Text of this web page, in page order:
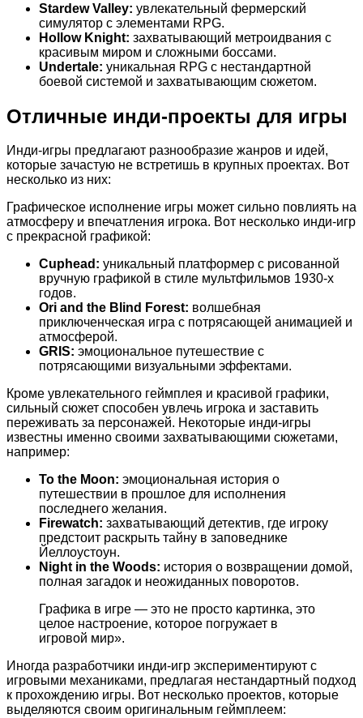
Stardew Valley: увлекательный фермерский
симулятор с элементами RPG.
Hollow Knight: захватывающий метроидвания с
красивым миром и сложными боссами.
Undertale: уникальная RPG с нестандартной
боевой системой и захватывающим сюжетом.
Отличные инди-проекты для игры
Инди-игры предлагают разнообразие жанров и идей,
которые зачастую не встретишь в крупных проектах. Вот
несколько из них:
Графическое исполнение игры может сильно повлиять на
атмосферу и впечатления игрока. Вот несколько инди-игр
с прекрасной графикой:
Cuphead: уникальный платформер с рисованной
вручную графикой в стиле мультфильмов 1930-х
годов.
Ori and the Blind Forest: волшебная
приключенческая игра с потрясающей анимацией и
атмосферой.
GRIS: эмоциональное путешествие с
потрясающими визуальными эффектами.
Кроме увлекательного геймплея и красивой графики,
сильный сюжет способен увлечь игрока и заставить
переживать за персонажей. Некоторые инди-игры
известны именно своими захватывающими сюжетами,
например:
To the Moon: эмоциональная история о
путешествии в прошлое для исполнения
последнего желания.
Firewatch: захватывающий детектив, где игроку
предстоит раскрыть тайну в заповеднике
Йеллоустоун.
Night in the Woods: история о возвращении домой,
полная загадок и неожиданных поворотов.
Графика в игре — это не просто картинка, это
целое настроение, которое погружает в
игровой мир».
Иногда разработчики инди-игр экспериментируют с
игровыми механиками, предлагая нестандартный подход
к прохождению игры. Вот несколько проектов, которые
выделяются своим оригинальным геймплеем: